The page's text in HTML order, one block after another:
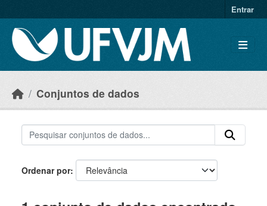
Entrar
Conjuntos de dados
Ordenar por